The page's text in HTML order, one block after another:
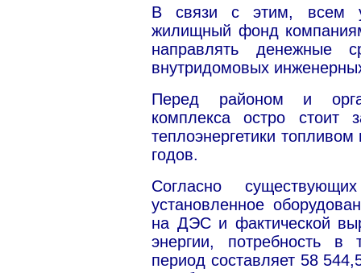
В связи с этим, всем
жилищный фонд
направлять денежные
внутридомовых
Перед районом и
комплекса остро стоит
теплоэнергетики
годов.
Согласно
установленное
на ДЭС и фактической
энергии, потребность в
период составляет 58